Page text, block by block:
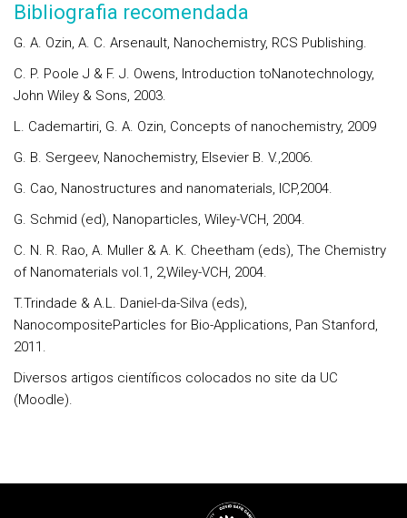
Bibliografia recomendada
G. A. Ozin, A. C. Arsenault, Nanochemistry, RCS Publishing.
C. P. Poole J & F. J. Owens, Introduction toNanotechnology,
John Wiley & Sons, 2003.
L. Cademartiri, G. A. Ozin, Concepts of nanochemistry, 2009
G. B. Sergeev, Nanochemistry, Elsevier B. V.,2006.
G. Cao, Nanostructures and nanomaterials, ICP,2004.
G. Schmid (ed), Nanoparticles, Wiley-VCH, 2004.
C. N. R. Rao, A. Muller & A. K. Cheetham (eds), The Chemistry
of Nanomaterials vol.1, 2,Wiley-VCH, 2004.
T.Trindade & A.L. Daniel-da-Silva (eds),
NanocompositeParticles for Bio-Applications, Pan Stanford,
2011.
Diversos artigos científicos colocados no site da UC
(Moodle).